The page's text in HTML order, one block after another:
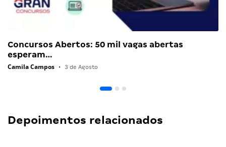
Concursos Abertos: 50 mil vagas abertas
esperam…
Camila Campos • 3 de Agosto
Depoimentos relacionados